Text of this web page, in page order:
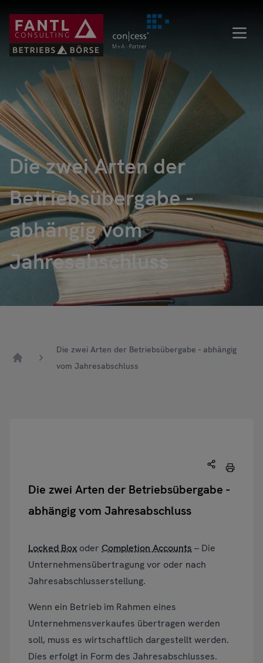
zum
Inhalt
Die zwei Arten der
Betriebsübergabe -
abhängig vom
Jahresabschluss
Die zwei Arten der Betriebsübergabe - abhängig
vom Jahresabschluss
Die zwei Arten der Betriebsübergabe -
abhängig vom Jahresabschluss
Locked Box oder Completion Accounts – Die
Unternehmensübertragung vor oder nach
Jahresabschlusserstellung.
Wenn ein Betrieb im Rahmen eines
Unternehmensverkaufes übertragen werden
soll, muss es wirtschaftlich dargestellt werden.
Dies erfolgt in Form des Jahresabschlusses.